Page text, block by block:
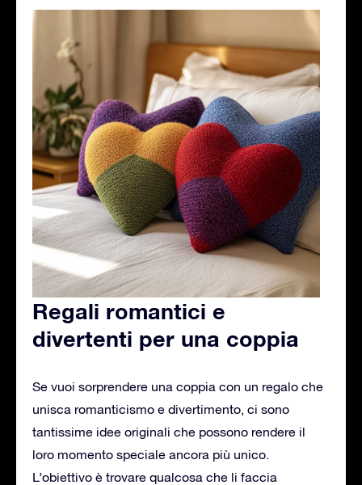
Regali romantici e
divertenti per una coppia
Se vuoi sorprendere una coppia con un regalo che
unisca romanticismo e divertimento, ci sono
tantissime idee originali che possono rendere il
loro momento speciale ancora più unico.
L’obiettivo è trovare qualcosa che li faccia